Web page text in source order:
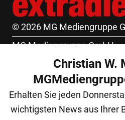
© 2026 MG Mediengruppe
MG Mediengruppe GmbH
Burgring 1/7
1010 Wien
+43 (1) 522 14 14
Christian W.
Erhalten Sie jeden
wichtigsten News aus Ihrer